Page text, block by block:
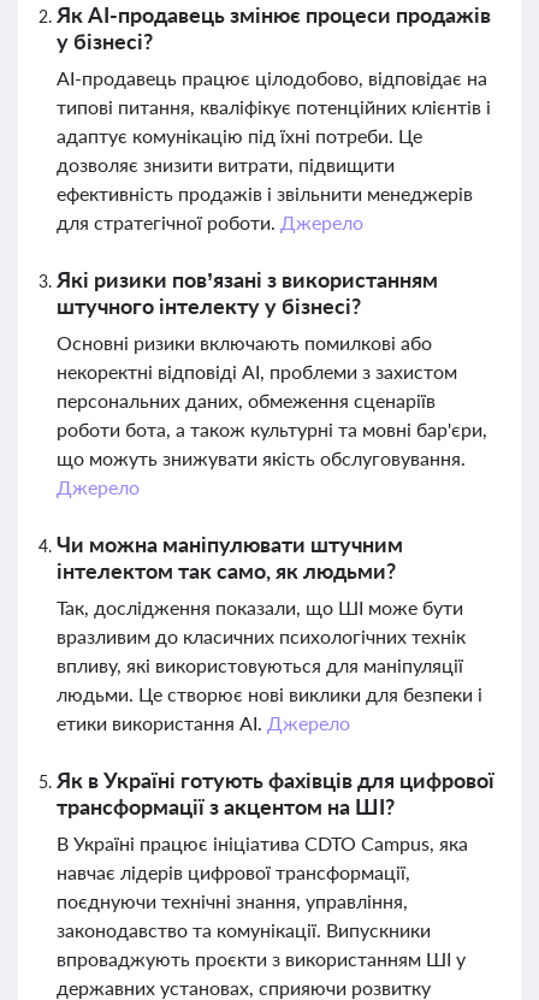
Як AI-продавець змінює процеси продажів
у бізнесі?
AI-продавець працює цілодобово, відповідає на
типові питання, кваліфікує потенційних клієнтів і
адаптує комунікацію під їхні потреби. Це
дозволяє знизити витрати, підвищити
ефективність продажів і звільнити менеджерів
для стратегічної роботи. Джерело
Які ризики пов’язані з використанням
штучного інтелекту у бізнесі?
Основні ризики включають помилкові або
некоректні відповіді AI, проблеми з захистом
персональних даних, обмеження сценаріїв
роботи бота, а також культурні та мовні бар'єри,
що можуть знижувати якість обслуговування.
Джерело
Чи можна маніпулювати штучним
інтелектом так само, як людьми?
Так, дослідження показали, що ШІ може бути
вразливим до класичних психологічних технік
впливу, які використовуються для маніпуляції
людьми. Це створює нові виклики для безпеки і
етики використання AI. Джерело
Як в Україні готують фахівців для цифрової
трансформації з акцентом на ШІ?
В Україні працює ініціатива CDTO Campus, яка
навчає лідерів цифрової трансформації,
поєднуючи технічні знання, управління,
законодавство та комунікації. Випускники
впроваджують проєкти з використанням ШІ у
державних установах, сприяючи розвитку